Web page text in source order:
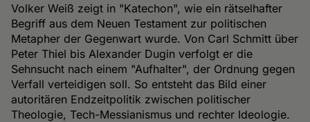
Volker Weiß zeigt in "Katechon", wie ein rätselhafter
Begriff aus dem Neuen Testament zur politischen
Metapher der Gegenwart wurde. Von Carl Schmitt über
Peter Thiel bis Alexander Dugin verfolgt er die
Sehnsucht nach einem "Aufhalter", der Ordnung gegen
Verfall verteidigen soll. So entsteht das Bild einer
autoritären Endzeitpolitik zwischen politischer
Theologie, Tech-Messianismus und rechter Ideologie.